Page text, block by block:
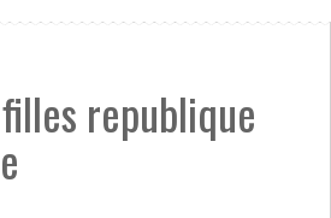
republique